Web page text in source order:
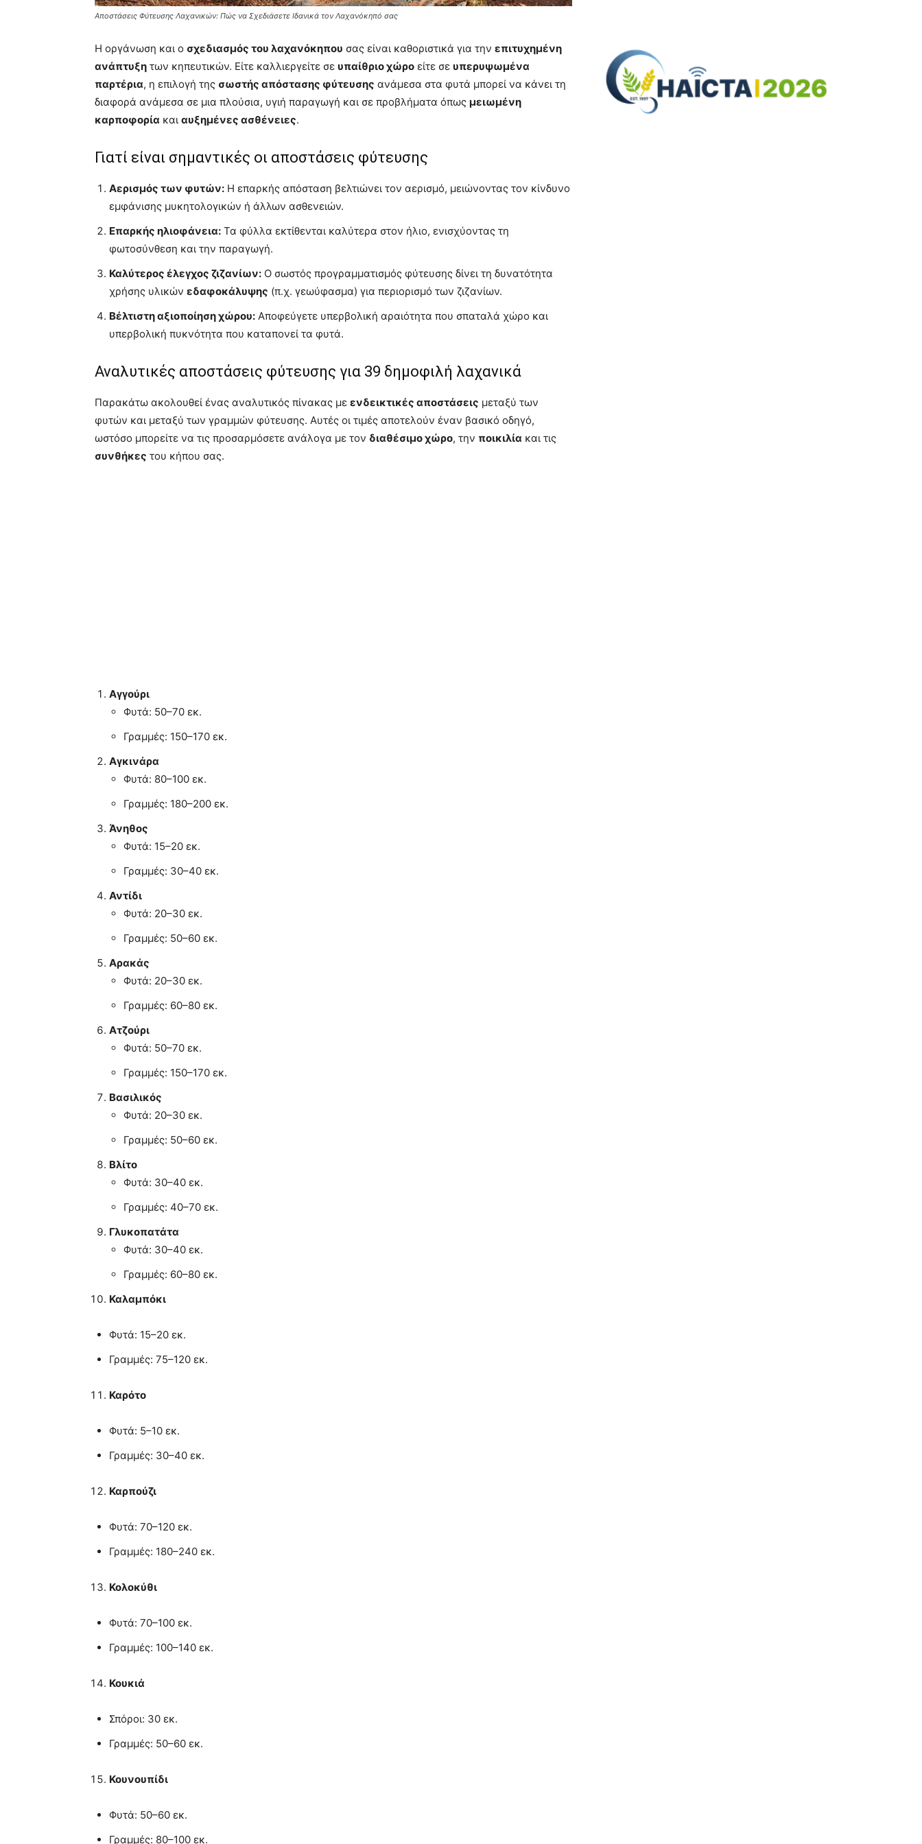
Αποστάσεις Φύτευσης Λαχανικών: Πώς να Σχεδιάσετε Ιδανικά τον Λαχανόκηπό σας
Η οργάνωση και ο σχεδιασμός του λαχανόκηπου σας είναι καθοριστικά για την επιτυχημένη
ανάπτυξη των κηπευτικών. Είτε καλλιεργείτε σε υπαίθριο χώρο είτε σε υπερυψωμένα
παρτέρια, η επιλογή της σωστής απόστασης φύτευσης ανάμεσα στα φυτά μπορεί να κάνει τη
διαφορά ανάμεσα σε μια πλούσια, υγιή παραγωγή και σε προβλήματα όπως μειωμένη
καρποφορία και αυξημένες ασθένειες.
Γιατί είναι σημαντικές οι αποστάσεις φύτευσης
Αερισμός των φυτών: Η επαρκής απόσταση βελτιώνει τον αερισμό, μειώνοντας τον κίνδυνο
εμφάνισης μυκητολογικών ή άλλων ασθενειών.
Επαρκής ηλιοφάνεια: Τα φύλλα εκτίθενται καλύτερα στον ήλιο, ενισχύοντας τη
φωτοσύνθεση και την παραγωγή.
Καλύτερος έλεγχος ζιζανίων: Ο σωστός προγραμματισμός φύτευσης δίνει τη δυνατότητα
χρήσης υλικών εδαφοκάλυψης (π.χ. γεωύφασμα) για περιορισμό των ζιζανίων.
Βέλτιστη αξιοποίηση χώρου: Αποφεύγετε υπερβολική αραιότητα που σπαταλά χώρο και
υπερβολική πυκνότητα που καταπονεί τα φυτά.
Αναλυτικές αποστάσεις φύτευσης για 39 δημοφιλή λαχανικά
Παρακάτω ακολουθεί ένας αναλυτικός πίνακας με ενδεικτικές αποστάσεις μεταξύ των
φυτών και μεταξύ των γραμμών φύτευσης. Αυτές οι τιμές αποτελούν έναν βασικό οδηγό,
ωστόσο μπορείτε να τις προσαρμόσετε ανάλογα με τον διαθέσιμο χώρο, την ποικιλία και τις
συνθήκες του κήπου σας.
Αγγούρι
Φυτά: 50–70 εκ.
Γραμμές: 150–170 εκ.
Αγκινάρα
Φυτά: 80–100 εκ.
Γραμμές: 180–200 εκ.
Άνηθος
Φυτά: 15–20 εκ.
Γραμμές: 30–40 εκ.
Αντίδι
Φυτά: 20–30 εκ.
Γραμμές: 50–60 εκ.
Αρακάς
Φυτά: 20–30 εκ.
Γραμμές: 60–80 εκ.
Ατζούρι
Φυτά: 50–70 εκ.
Γραμμές: 150–170 εκ.
Βασιλικός
Φυτά: 20–30 εκ.
Γραμμές: 50–60 εκ.
Βλίτο
Φυτά: 30–40 εκ.
Γραμμές: 40–70 εκ.
Γλυκοπατάτα
Φυτά: 30–40 εκ.
Γραμμές: 60–80 εκ.
Καλαμπόκι
Φυτά: 15–20 εκ.
Γραμμές: 75–120 εκ.
Καρότο
Φυτά: 5–10 εκ.
Γραμμές: 30–40 εκ.
Καρπούζι
Φυτά: 70–120 εκ.
Γραμμές: 180–240 εκ.
Κολοκύθι
Φυτά: 70–100 εκ.
Γραμμές: 100–140 εκ.
Κουκιά
Σπόροι: 30 εκ.
Γραμμές: 50–60 εκ.
Κουνουπίδι
Φυτά: 50–60 εκ.
Γραμμές: 80–100 εκ.